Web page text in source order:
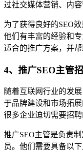
过社交媒体营销、内
为了获得良好的SEO
他们有丰富的经验和
适合的推广方案，并帮
4、推广SEO主管
随着互联网行业的发
于品牌建设和市场拓
很多企业迫切需要招聘
推广SEO主管是负责
员。他们需要具备以下